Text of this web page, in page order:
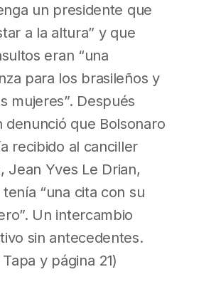
un presidente que
a la altura” y que
eran “una
para los brasileños y
mujeres”. Después
denunció que Bolsonaro
recibido al canciller
Jean Yves Le Drian,
“una cita con su
Un intercambio
sin antecedentes.
y página 21)